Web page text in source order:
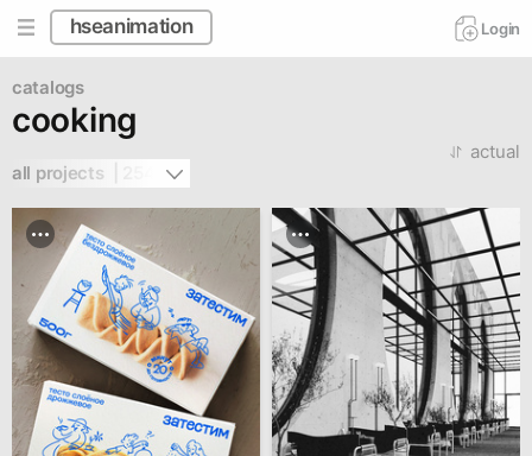
hseanimation Login
catalogs
cooking
all projects  | 254
actual